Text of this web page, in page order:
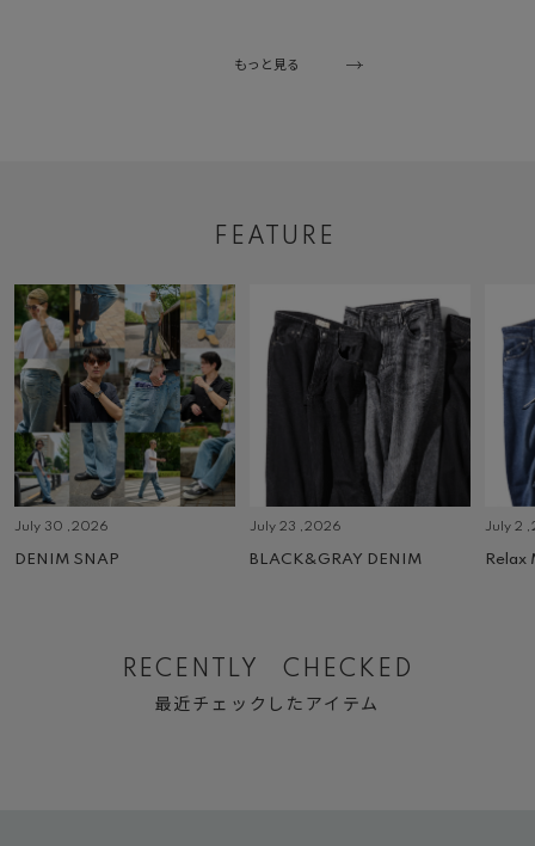
もっと見る
FEATURE
July 30 ,2026
DENIM SNAP
July 23 ,2026
BLACK&GRAY DENIM
July 2
Relax
RECENTLY CHECKED
最近チェックしたアイテム